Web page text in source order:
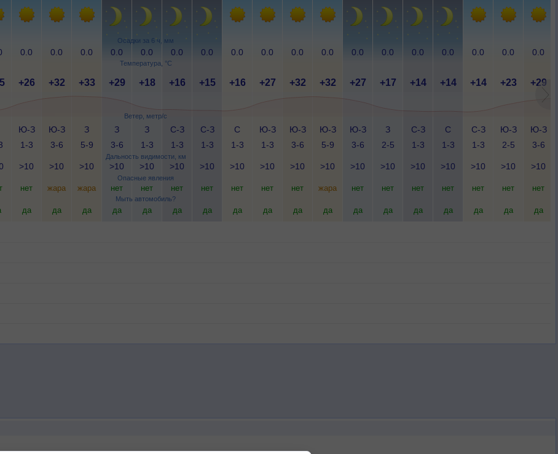
Осадки за 6 ч, мм
Температура, °C
Ветер, метр/с
Дальность видимости, км
Опасные явления
Мыть автомобиль?
0.0 0.0 0.0 0.0 0.0 0.0 0.0 0.0 0.0 0.0 0.0 0.0 0.0 0.0 0.0 0.0 0.0 0.0
+26 +32 +33 +29 +18 +16 +15 +16 +27 +32 +32 +27 +17 +14 +14 +14 +23 +29
Ю-З
1-3
Ю-З
3-6
З
5-9
З
3-6
З
1-3
С-З
1-3
С-З
1-3
С
1-3
Ю-З
1-3
Ю-З
3-6
Ю-З
5-9
Ю-З
3-6
З
2-5
С-З
1-3
С
1-3
С-З
1-3
Ю-З
2-5
Ю-З
3-6
>10 >10 >10 >10 >10 >10 >10 >10 >10 >10 >10 >10 >10 >10 >10 >10 >10 >10
нет жара жара нет нет нет нет нет нет нет жара нет нет нет нет нет нет нет
да да да да да да да да да да да да да да да да да да